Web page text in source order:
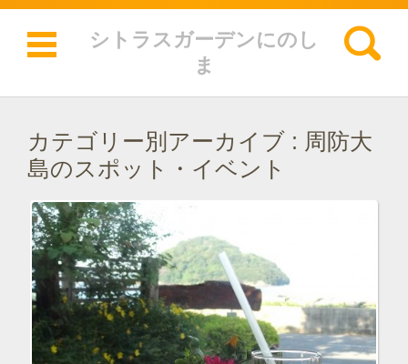
シトラスガーデンにのし
ま
検索:
コンテンツに移動
カテゴリー別アーカイブ : 周防大
島のスポット・イベント